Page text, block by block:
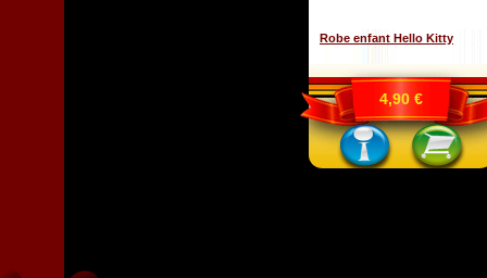
Robe enfant Hello Kitty
4,90 €